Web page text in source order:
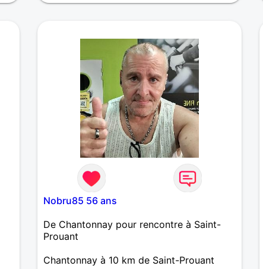
Nobru85 56 ans
De Chantonnay pour rencontre à Saint-
Prouant
Chantonnay à 10 km de Saint-Prouant